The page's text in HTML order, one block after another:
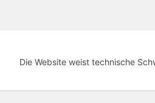
Die Website weist technische